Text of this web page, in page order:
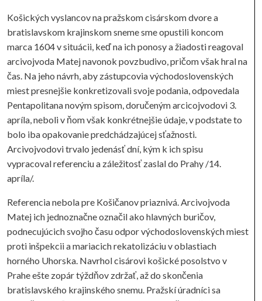
Košických vyslancov na pražskom cisárskom dvore a
bratislavskom krajinskom sneme sme opustili koncom
marca 1604 v situácii, keď na ich ponosy a žiadosti reagoval
arcivojvoda Matej navonok povzbudivo, pričom však hral na
čas. Na jeho návrh, aby zástupcovia východoslovenských
miest presnejšie konkretizovali svoje podania, odpovedala
Pentapolitana novým spisom, doručeným arcicojvodovi 3.
apríla, neboli v ňom však konkrétnejšie údaje, v podstate to
bolo iba opakovanie predchádzajúcej sťažnosti.
Arcivojvodovi trvalo jedenásť dní, kým k ich spisu
vypracoval referenciu a záležitosť zaslal do Prahy /14.
apríla/.
Referencia nebola pre Košičanov priaznivá. Arcivojvoda
Matej ich jednoznačne označil ako hlavných buričov,
podnecujúcich svojho času odpor východoslovenských miest
proti inšpekcii a mariacich rekatolizáciu v oblastiach
horného Uhorska. Navrhol cisárovi košické posolstvo v
Prahe ešte zopár týždňov zdržať, až do skončenia
bratislavského krajinského snemu. Pražskí úradníci sa